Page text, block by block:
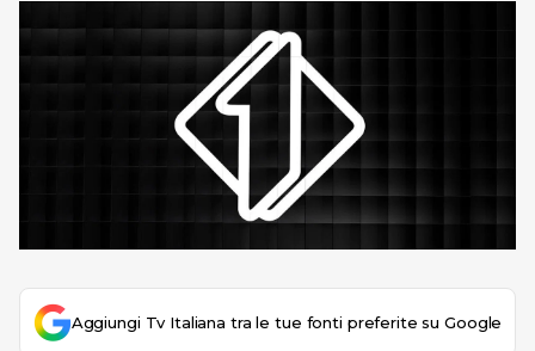
Aggiungi Tv Italiana tra le tue fonti preferite su Google